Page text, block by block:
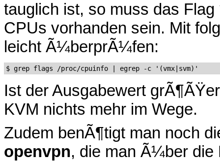
tauglich ist, so muss das Flag
CPUs vorhanden sein. Mit
leicht Ã¼berprÃ¼fen:
Ist der Ausgabewert
KVM nichts mehr im Wege.
Zudem benÃ¶tigt man noch
openvpn, die man Ã¼ber die